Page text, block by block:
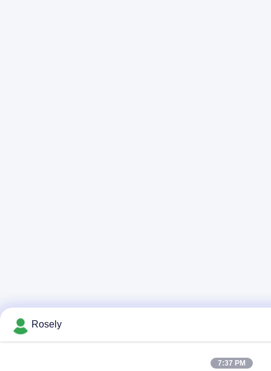
Rosely
7:37 PM